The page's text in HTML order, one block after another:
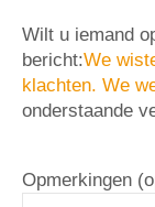
Wilt u iemand
bericht:We
klachten. We
onderstaande
Opmerkingen